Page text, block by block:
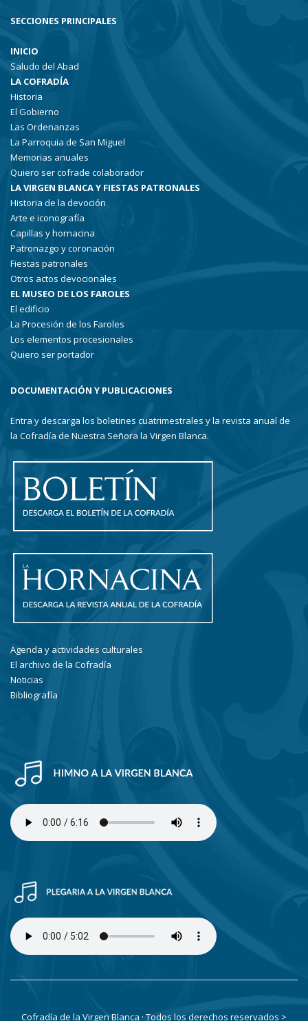
SECCIONES PRINCIPALES
INICIO
Saludo del Abad
LA COFRADÍA
Historia
El Gobierno
Las Ordenanzas
La Parroquia de San Miguel
Memorias anuales
Quiero ser cofrade colaborador
LA VIRGEN BLANCA Y FIESTAS PATRONALES
Historia de la devoción
Arte e iconografía
Capillas y hornacina
Patronazgo y coronación
Fiestas patronales
Otros actos devocionales
EL MUSEO DE LOS FAROLES
El edificio
La Procesión de los Faroles
Los elementos procesionales
Quiero ser portador
DOCUMENTACIÓN Y PUBLICACIONES
Entra y descarga los boletines cuatrimestrales y la revista anual de
la Cofradía de Nuestra Señora la Virgen Blanca.
Agenda y actividades culturales
El archivo de la Cofradía
Noticias
Bibliografía
Cofradía de la Virgen Blanca · Todos los derechos reservados >